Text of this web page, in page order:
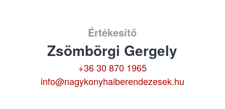
Értékesítő
Zsömbörgi Gergely
+36 30 870 1965
info@nagykonyhaiberendezesek.hu